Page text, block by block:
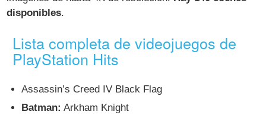
disponibles.
Lista completa de videojuegos de
PlayStation Hits
Assassin’s Creed IV Black Flag
Batman: Arkham Knight